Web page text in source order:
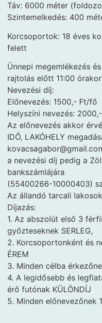
Táv: 6000 méter
Szintemelkedés: 400
Korcsoportok: 18 éves
felett
Ünnepi megemlékezés
rajtolás előtt 11:00 órakor
Nevezési díj:
Előnevezés: 1500,- Ft/fő
Helyszíni nevezés:
Az előnevezés akkor
IDŐ, LAKÓHELY
a nevezési díj pedig a
bankszámlájára
(55400266-10000403)
Az állandó tarcali
Díjazás:
1. Az abszolút első 3
győzteseknek SERLEG,
2. Korcsoportonként és
ÉREM
3. Minden célba
4. A legidősebb és
érő futónak KÜLÖNDÍJ
5. Minden előnevezőnek